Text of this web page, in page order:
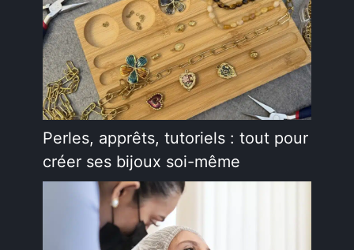
Perles, apprêts, tutoriels : tout pour
créer ses bijoux soi-même